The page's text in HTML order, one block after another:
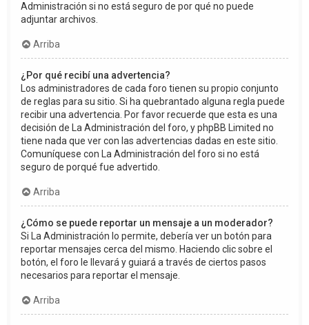
Administración si no está seguro de por qué no puede
adjuntar archivos.
Arriba
¿Por qué recibí una advertencia?
Los administradores de cada foro tienen su propio conjunto
de reglas para su sitio. Si ha quebrantado alguna regla puede
recibir una advertencia. Por favor recuerde que esta es una
decisión de La Administración del foro, y phpBB Limited no
tiene nada que ver con las advertencias dadas en este sitio.
Comuníquese con La Administración del foro si no está
seguro de porqué fue advertido.
Arriba
¿Cómo se puede reportar un mensaje a un moderador?
Si La Administración lo permite, debería ver un botón para
reportar mensajes cerca del mismo. Haciendo clic sobre el
botón, el foro le llevará y guiará a través de ciertos pasos
necesarios para reportar el mensaje.
Arriba